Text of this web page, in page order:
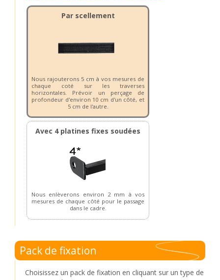
Par scellement
Nous rajouterons 5 cm à vos mesures de
chaque coté sur les traverses
horizontales. Prévoir un perçage de
profondeur d'environ 10 cm d'un côté, et
5 cm de l'autre.
Avec 4 platines fixes soudées
Nous enlèverons environ 2 mm à vos
mesures de chaque côté pour le passage
dans le cadre.
Pack de fixation
Choisissez un pack de fixation en cliquant sur un type de